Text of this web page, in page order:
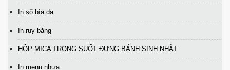
In sổ bìa da
In ruy băng
HỘP MICA TRONG SUỐT ĐỰNG BÁNH SINH NHẬT
In menu nhựa